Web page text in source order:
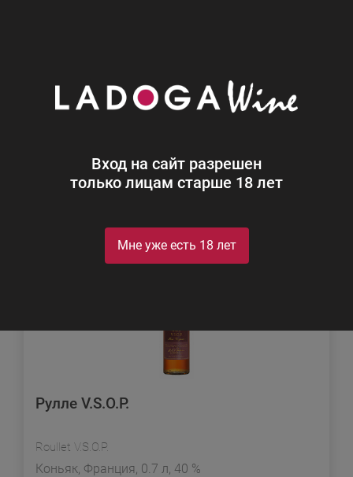
Вход на сайт разрешен
только лицам старше 18 лет
Мне уже есть 18 лет
Коньяк с выдержкой 4 года
Сортировка
Рулле V.S.O.P.
Roullet V.S.O.P.
Коньяк, Франция, 0.7 л, 40 %